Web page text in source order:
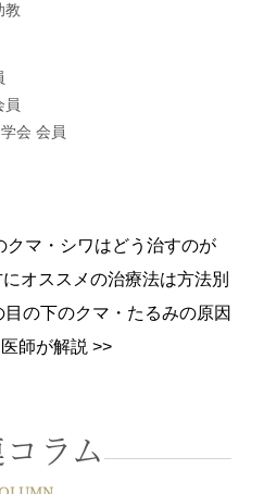
教
員
会 会員
マ・シワはどう治すのが
オススメの治療法は方法別
の下のクマ・たるみの原因
師が解説 >>
ラム